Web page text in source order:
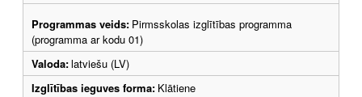
Programmas veids: Pirmsskolas izglītības programma
(programma ar kodu 01)
Valoda:latviešu (LV)
Izglītības ieguves forma: Klātiene